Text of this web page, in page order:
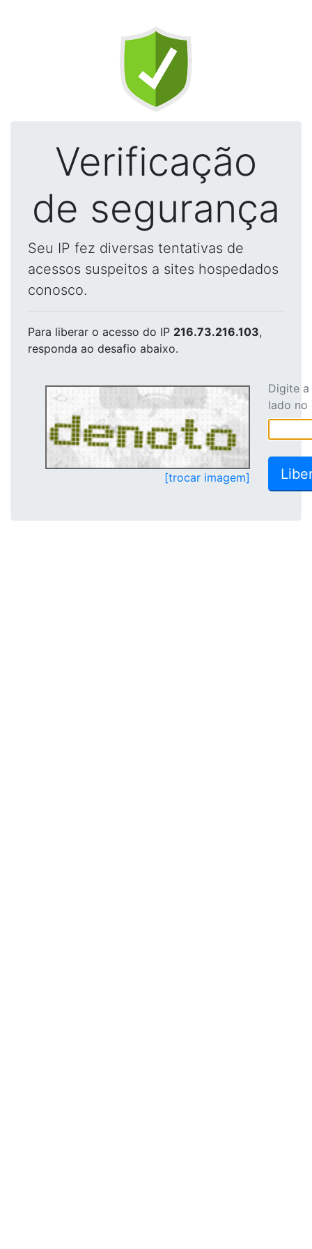
Verificação
de segurança
Seu IP fez diversas tentativas de
acessos suspeitos a sites hospedados
conosco.
Para liberar o acesso do IP 216.73.216.103,
responda ao desafio abaixo.
[trocar imagem]
Digite
lado no